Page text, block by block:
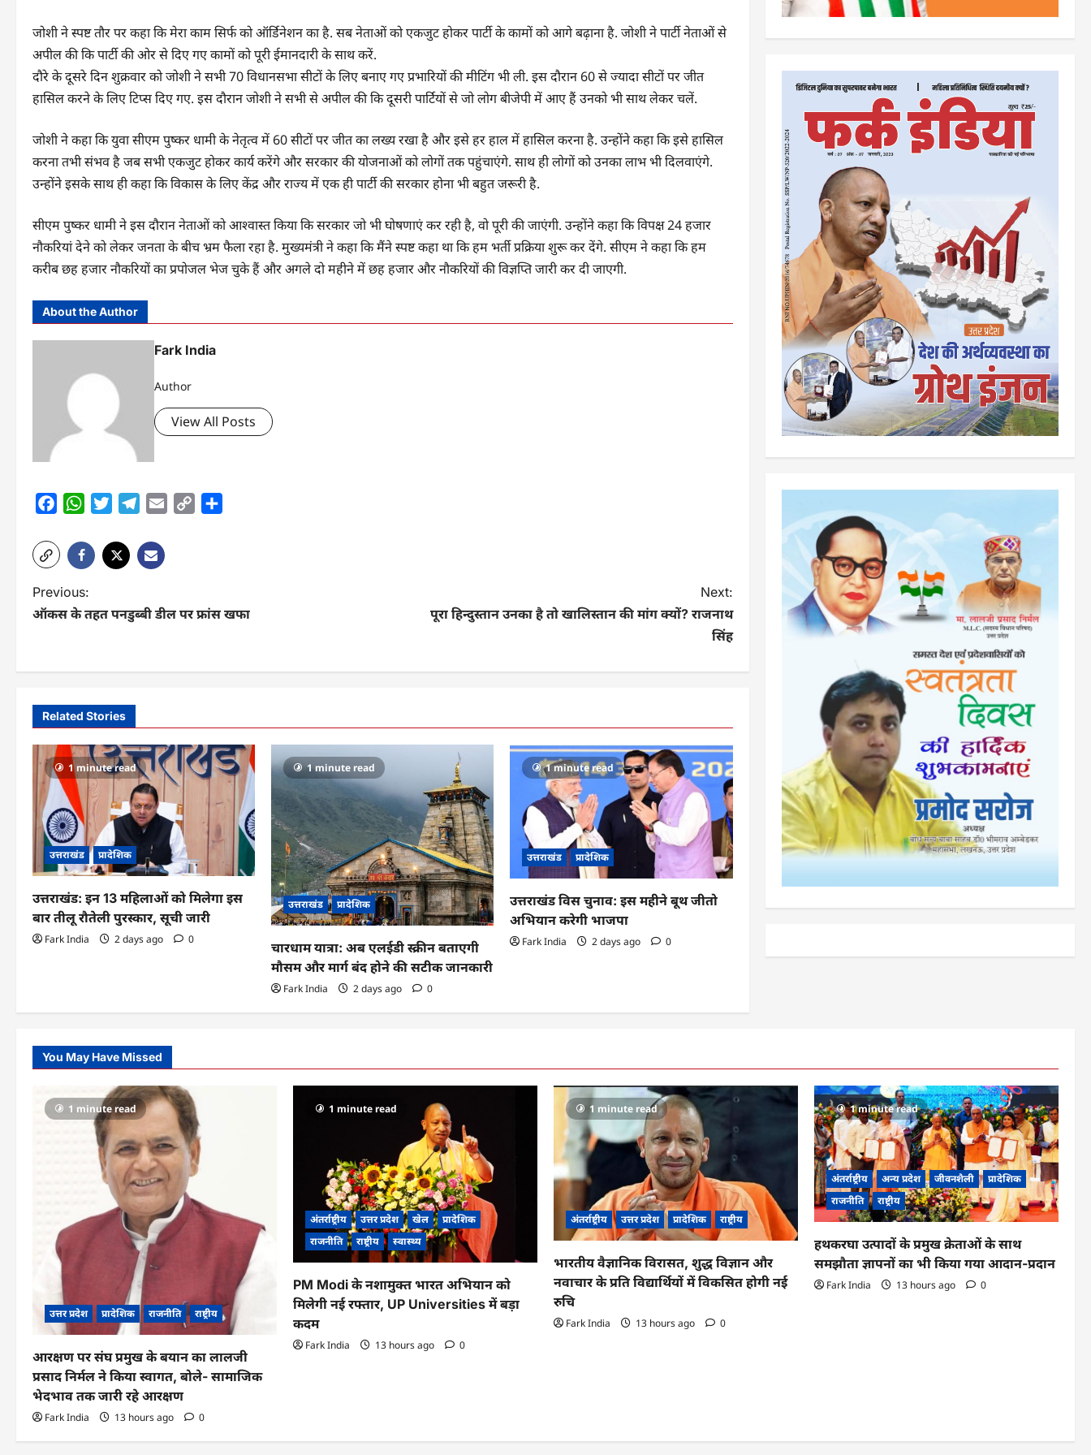
जोशी ने स्पष्ट तौर पर कहा कि मेरा काम सिर्फ को ऑर्डिनेशन का है. सब नेताओं को एकजुट होकर पार्टी के कामों को आगे बढ़ाना है. जोशी ने पार्टी नेताओं से
अपील की कि पार्टी की ओर से दिए गए कामों को पूरी ईमानदारी के साथ करें.
दौरे के दूसरे दिन शुक्रवार को जोशी ने सभी 70 विधानसभा सीटों के लिए बनाए गए प्रभारियों की मीटिंग भी ली. इस दौरान 60 से ज्यादा सीटों पर जीत
हासिल करने के लिए टिप्स दिए गए. इस दौरान जोशी ने सभी से अपील की कि दूसरी पार्टियों से जो लोग बीजेपी में आए हैं उनको भी साथ लेकर चलें.
जोशी ने कहा कि युवा सीएम पुष्कर धामी के नेतृत्व में 60 सीटों पर जीत का लख्य रखा है और इसे हर हाल में हासिल करना है. उन्होंने कहा कि इसे हासिल
करना तभी संभव है जब सभी एकजुट होकर कार्य करेंगे और सरकार की योजनाओं को लोगों तक पहुंचाएंगे. साथ ही लोगों को उनका लाभ भी दिलवाएंगे.
उन्होंने इसके साथ ही कहा कि विकास के लिए केंद्र और राज्य में एक ही पार्टी की सरकार होना भी बहुत जरूरी है.
सीएम पुष्कर धामी ने इस दौरान नेताओं को आश्वास्त किया कि सरकार जो भी घोषणाएं कर रही है, वो पूरी की जाएंगी. उन्होंने कहा कि विपक्ष 24 हजार
नौकरियां देने को लेकर जनता के बीच भ्रम फैला रहा है. मुख्यमंत्री ने कहा कि मैंने स्पष्ट कहा था कि हम भर्ती प्रक्रिया शुरू कर देंगे. सीएम ने कहा कि हम
करीब छह हजार नौकरियों का प्रपोजल भेज चुके हैं और अगले दो महीने में छह हजार और नौकरियों की विज्ञप्ति जारी कर दी जाएगी.
About the Author
Fark India
Author
View All Posts
FacebookWhatsAppTwitterTelegram
Email
Copy
P
o
n
a
v
g
a
i
o
Previous:
ऑकस के तहत पनडुब्बी डील पर फ्रांस खफा
Next:
पूरा हिन्दुस्तान उनका है तो खालिस्तान की मांग क्यों? राजनाथ
सिंह
Related Stories
1 minute read
उत्तराखंड प्रादेशिक
उत्तराखंड: इन 13 महिलाओं को मिलेगा इस
बार तीलू रौतेली पुरस्कार, सूची जारी
Fark India 2 days ago 0
1 minute read
उत्तराखंड प्रादेशिक
चारधाम यात्रा: अब एलईडी स्क्रीन बताएगी
मौसम और मार्ग बंद होने की सटीक जानकारी
Fark India 2 days ago 0
1 minute read
उत्तराखंड प्रादेशिक
उत्तराखंड विस चुनाव: इस महीने बूथ जीतो
अभियान करेगी भाजपा
Fark India 2 days ago 0
You May Have Missed
1 minute read
उत्तर प्रदेश प्रादेशिक राजनीति राष्ट्रीय
आरक्षण पर संघ प्रमुख के बयान का लालजी
प्रसाद निर्मल ने किया स्वागत, बोले- सामाजिक
भेदभाव तक जारी रहे आरक्षण
Fark India 13 hours ago 0
1 minute read
अंतर्राष्ट्रीय उत्तर प्रदेश खेल
प्रादेशिक
राजनीति
राष्ट्रीय स्वास्थ्य
PM Modi के नशामुक्त भारत अभियान को
मिलेगी नई रफ्तार, UP Universities में बड़ा
कदम
Fark India 13 hours ago 0
1 minute read
अंतर्राष्ट्रीय उत्तर प्रदेश प्रादेशिक राष्ट्रीय
भारतीय वैज्ञानिक विरासत, शुद्ध विज्ञान और
नवाचार के प्रति विद्यार्थियों में विकसित होगी नई
रुचि
Fark India 13 hours ago 0
1 minute read
अंतर्राष्ट्रीय अन्य प्रदेश जीवनशैली
प्रादेशिक
राजनीति
राष्ट्रीय
हथकरघा उत्पादों के प्रमुख क्रेताओं के साथ
समझौता ज्ञापनों का भी किया गया आदान-प्रदान
Fark India 13 hours ago 0